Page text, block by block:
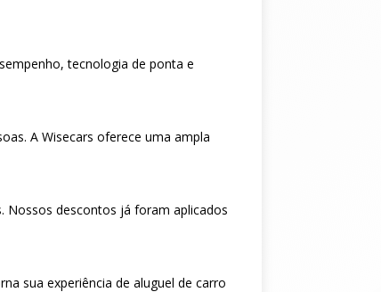
tecnologia de ponta e
A Wisecars oferece uma ampla
Nossos descontos já foram aplicados
sua experiência de aluguel de carro